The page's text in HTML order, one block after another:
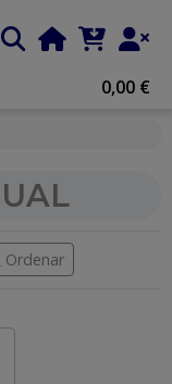
0,00 €
Ordenar